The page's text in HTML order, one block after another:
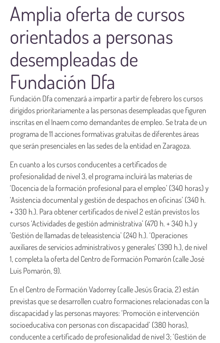
Amplia oferta de cursos
orientados a personas
desempleadas de
Fundación Dfa
Fundación Dfa comenzará a impartir a partir de febrero los cursos
dirigidos prioritariamente a las personas desempleadas que figuren
inscritas en el Inaem como demandantes de empleo. Se trata de un
programa de 11 acciones formativas gratuitas de diferentes áreas
que serán presenciales en las sedes de la entidad en Zaragoza.
En cuanto a los cursos conducentes a certificados de
profesionalidad de nivel 3, el programa incluirá las materias de
‘Docencia de la formación profesional para el empleo’ (340 horas) y
‘Asistencia documental y gestión de despachos en oficinas’ (340 h.
+ 330 h.). Para obtener certificados de nivel 2 están previstos los
cursos ‘Actividades de gestión administrativa’ (470 h. + 340 h.) y
’Gestión de llamadas de teleasistencia’ (240 h.). ‘Operaciones
auxiliares de servicios administrativos y generales’ (390 h.), de nivel
1, completa la oferta del Centro de Formación Pomarón (calle José
Luis Pomarón, 9).
En el Centro de Formación Vadorrey (calle Jesús Gracia, 2) están
previstas que se desarrollen cuatro formaciones relacionadas con la
discapacidad y las personas mayores: ‘Promoción e intervención
socioeducativa con personas con discapacidad’ (380 horas),
conducente a certificado de profesionalidad de nivel 3; ‘Gestión de